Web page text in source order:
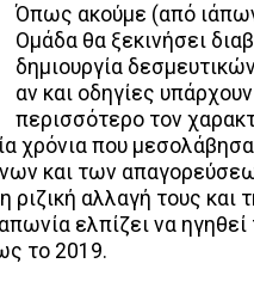
Όπως ακούμε (από
Ομάδα θα ξεκινήσει
δημιουργία
αν και οδηγίες
περισσότερο τον
χρόνια που
και των
ριζική αλλαγή τους
ελπίζει να
το 2019.